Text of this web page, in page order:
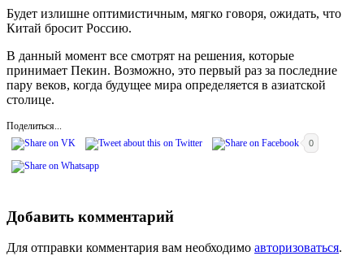
Будет излишне оптимистичным, мягко говоря, ожидать, что
Китай бросит Россию.
В данный момент все смотрят на решения, которые
принимает Пекин. Возможно, это первый раз за последние
пару веков, когда будущее мира определяется в азиатской
столице.
Поделиться...
0
Добавить комментарий
Для отправки комментария вам необходимо авторизоваться.